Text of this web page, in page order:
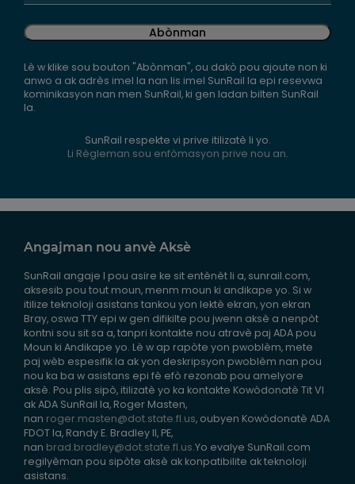
Abònman
Lè w klike sou bouton "Abònman", ou dakò pou ajoute non ki
anwo a ak adrès imel la nan lis imel SunRail la epi resevwa
kominikasyon nan men SunRail, ki gen ladan bilten SunRail
la.
SunRail respekte vi prive itilizatè li yo.
Li Règleman sou enfòmasyon prive nou an.
Angajman nou anvè Aksè
SunRail angaje l pou asire ke sit entènèt li a, sunrail.com,
aksesib pou tout moun, menm moun ki andikape yo. Si w
itilize teknoloji asistans tankou yon lektè ekran, yon ekran
Bray, oswa TTY epi w gen difikilte pou jwenn aksè a nenpòt
kontni sou sit sa a, tanpri kontakte nou atravè paj ADA pou
Moun ki Andikape yo. Lè w ap rapòte yon pwoblèm, mete
paj wèb espesifik la ak yon deskripsyon pwoblèm nan pou
nou ka ba w asistans epi fè efò rezonab pou amelyore
aksè. Pou plis sipò, itilizatè yo ka kontakte Kowòdonatè Tit VI
ak ADA SunRail la, Roger Masten,
nan roger.masten@dot.state.fl.us, oubyen Kowòdonatè ADA
FDOT la, Randy E. Bradley II, PE,
nan brad.bradley@dot.state.fl.us.Yo evalye SunRail.com
regilyèman pou sipòte aksè ak konpatibilite ak teknoloji
asistans.